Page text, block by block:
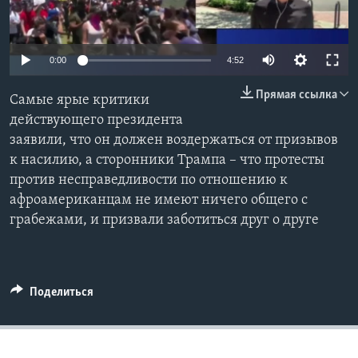
Learning English
Языки
0:00 4:52
Прямая ссылка
Самые ярые критики
действующего президента
заявили, что он должен воздержаться от призывов
к насилию, а сторонники Трампа – что протесты
против несправедливости по отношению к
афроамериканцам не имеют ничего общего с
грабежами, и призвали заботиться друг о друге
Поделиться